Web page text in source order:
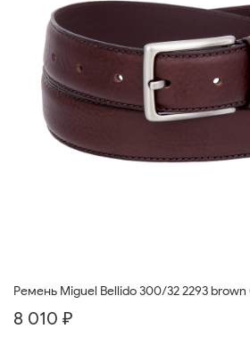
Ремень Miguel Bellido 300/32 2293 brown
8 010 ₽